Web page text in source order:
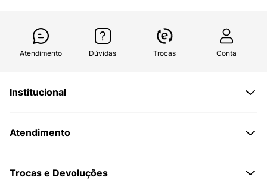
Atendimento Dúvidas Trocas Conta
Institucional
Políticas de Privacidade
Formas de Entrega
Atendimento
Fale conosco pelo WhatsApp
Trocas e Devoluções